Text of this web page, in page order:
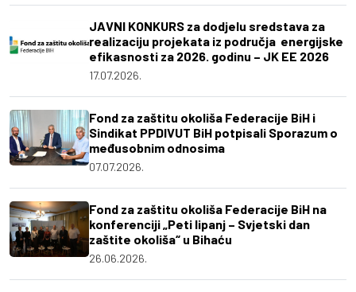
JAVNI KONKURS za dodjelu sredstava za
realizaciju projekata iz područja energijske
efikasnosti za 2026. godinu – JK EE 2026
17.07.2026.
Fond za zaštitu okoliša Federacije BiH i
Sindikat PPDIVUT BiH potpisali Sporazum o
međusobnim odnosima
07.07.2026.
Fond za zaštitu okoliša Federacije BiH na
konferenciji „Peti lipanj – Svjetski dan
zaštite okoliša“ u Bihaću
26.06.2026.